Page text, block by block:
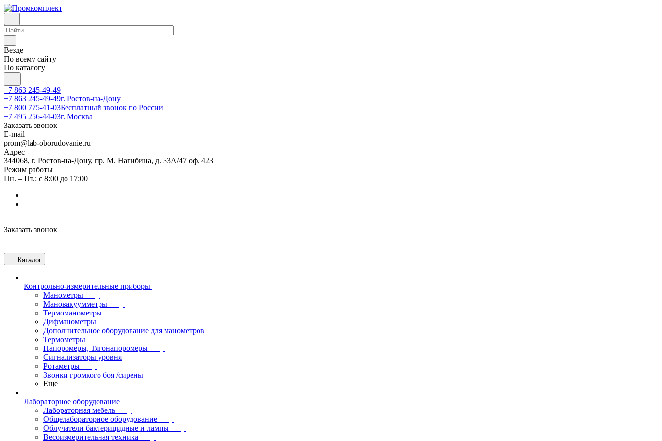
Везде
По всему сайту
По каталогу
+7 863 245-49-49
+7 863 245-49-49г. Ростов-на-Дону
+7 800 775-41-03Бесплатный звонок по России
+7 495 256-44-03г. Москва
Заказать звонок
E-mail
prom@lab-oborudovanie.ru
Адрес
344068, г. Ростов-на-Дону, пр. М. Нагибина, д. 33А/47 оф. 423
Режим работы
Пн. – Пт.: с 8:00 до 17:00
Заказать звонок
Каталог
Контрольно-измерительные приборы
Манометры
Мановакуумметры
Термоманометры
Дифманометры
Дополнительное оборудование для манометров
Термометры
Напоромеры, Тягонапоромеры
Сигнализаторы уровня
Ротаметры
Звонки громкого боя /сирены
Еще
Лабораторное оборудование
Лабораторная мебель
Общелабораторное оборудование
Облучатели бактерицидные и лампы
Весоизмерительная техника